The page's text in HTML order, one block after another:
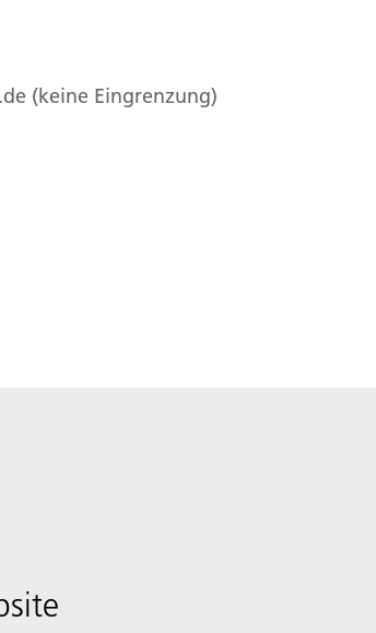
(keine Eingrenzung)